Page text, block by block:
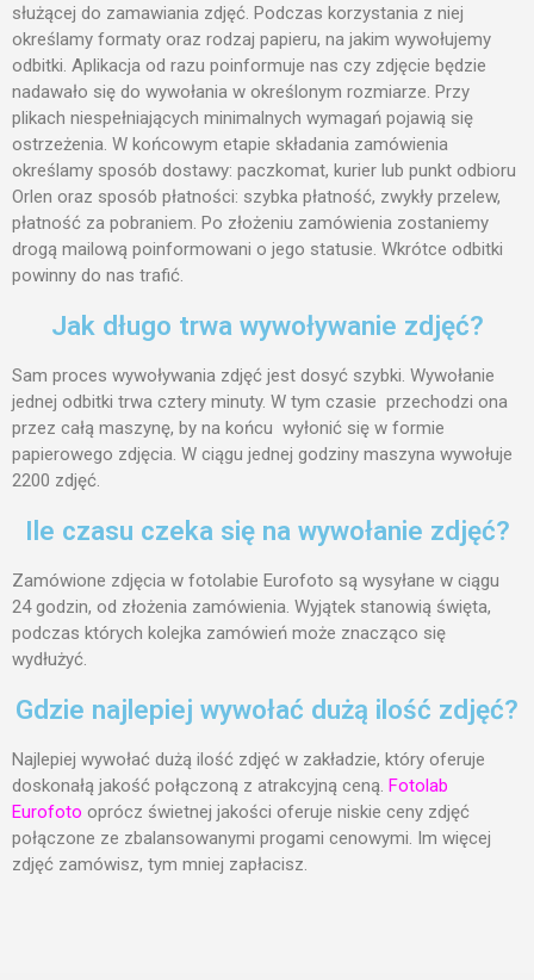
służącej do zamawiania zdjęć. Podczas korzystania z niej
określamy formaty oraz rodzaj papieru, na jakim wywołujemy
odbitki. Aplikacja od razu poinformuje nas czy zdjęcie będzie
nadawało się do wywołania w określonym rozmiarze. Przy
plikach niespełniających minimalnych wymagań pojawią się
ostrzeżenia. W końcowym etapie składania zamówienia
określamy sposób dostawy: paczkomat, kurier lub punkt odbioru
Orlen oraz sposób płatności: szybka płatność, zwykły przelew,
płatność za pobraniem. Po złożeniu zamówienia zostaniemy
drogą mailową poinformowani o jego statusie. Wkrótce odbitki
powinny do nas trafić.
Jak długo trwa wywoływanie zdjęć?
Sam proces wywoływania zdjęć jest dosyć szybki. Wywołanie
jednej odbitki trwa cztery minuty. W tym czasie przechodzi ona
przez całą maszynę, by na końcu wyłonić się w formie
papierowego zdjęcia. W ciągu jednej godziny maszyna wywołuje
2200 zdjęć.
Ile czasu czeka się na wywołanie zdjęć?
Zamówione zdjęcia w fotolabie Eurofoto są wysyłane w ciągu
24 godzin, od złożenia zamówienia. Wyjątek stanowią święta,
podczas których kolejka zamówień może znacząco się
wydłużyć.
Gdzie najlepiej wywołać dużą ilość zdjęć?
Najlepiej wywołać dużą ilość zdjęć w zakładzie, który oferuje
doskonałą jakość połączoną z atrakcyjną ceną. Fotolab
Eurofoto oprócz świetnej jakości oferuje niskie ceny zdjęć
połączone ze zbalansowanymi progami cenowymi. Im więcej
zdjęć zamówisz, tym mniej zapłacisz.